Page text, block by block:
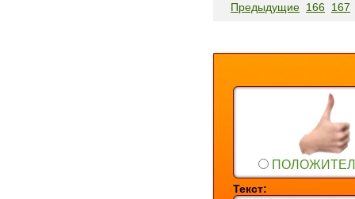
Предыдущие 166 167
Текст: